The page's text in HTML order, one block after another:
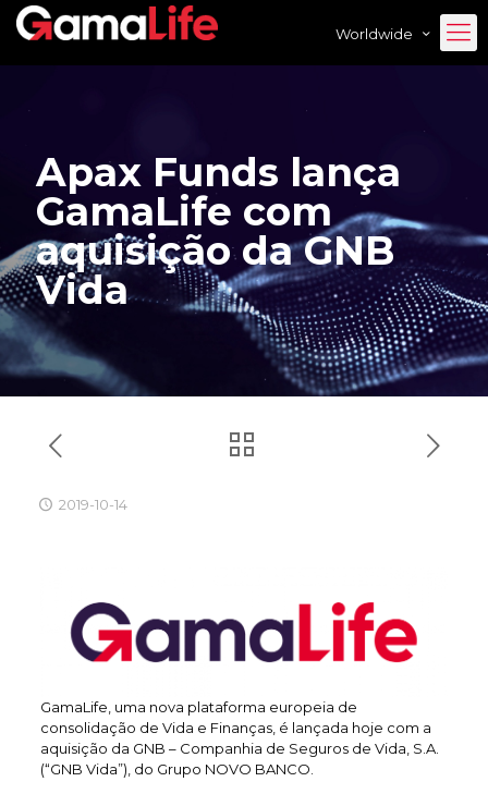
Worldwide
Apax Funds lança
GamaLife com
aquisição da GNB
Vida
2019-10-14
GamaLife, uma nova plataforma europeia de
consolidação de Vida e Finanças, é lançada hoje com a
aquisição da GNB – Companhia de Seguros de Vida, S.A.
(“GNB Vida”), do Grupo NOVO BANCO.